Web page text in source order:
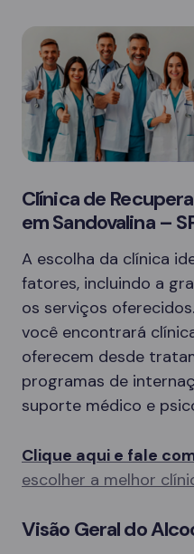
Clínica de
em Sandovalina –
A escolha da clínica
fatores, incluindo a
os serviços
você encontrará
oferecem desde
programas de
suporte médico e
Clique aqui e fale
escolher a melhor
Visão Geral do